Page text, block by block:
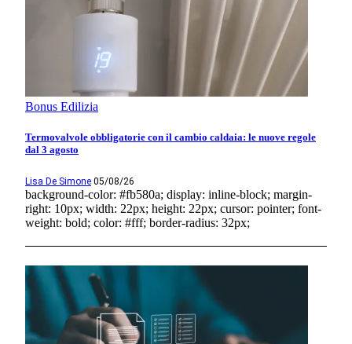
Bonus Edilizia
Termovalvole obbligatorie con il cambio caldaia: le nuove regole
dal 3 agosto
Lisa De Simone 05/08/26
background-color: #fb580a; display: inline-block; margin-
right: 10px; width: 22px; height: 22px; cursor: pointer; font-
weight: bold; color: #fff; border-radius: 32px;